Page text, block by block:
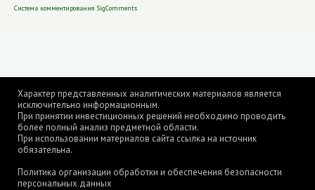
Система комментирования SigComments
Характер представленных аналитических материалов является
исключительно информационным.
При принятии инвестиционных решений необходимо проводить
более полный анализ предметной области.
При использовании материалов сайта ссылка на источник
обязательна.
Политика организации обработки и обеспечения безопасности
персональных данных